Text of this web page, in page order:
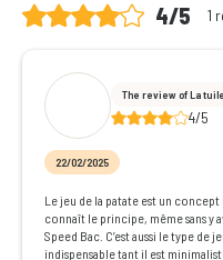
4/5 1
The review of La
4/5
22/02/2025
Le jeu de la patate est un
connaît le principe, même sans
Speed Bac. C’est aussi le type de
indispensable tant il est